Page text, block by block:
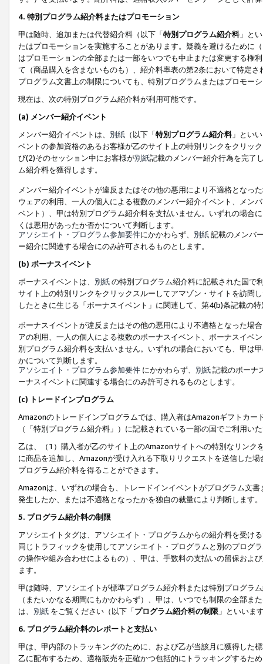
4. 特別プログラム紹介料またはプロモーション
甲は随時、追加または代替紹介料（以下「特別プログラム紹介料」と
たはプロモーションを実施することがあります。疑義を避けるために
はプロモーションの全部または一部をいつでも中止または変更する権
て（商品購入を含まないものも）、紹介料率表の第2条において特定
プログラム文書上の制限についても、特別プログラムまたはプロモー
現在は、次の特別プログラム紹介料が利用可能です。
(a) メンバー紹介イベント
メンバー紹介イベントは、 別紙 （以下「特別プログラム紹介料」とい
ベントの参加資格のあるお客様が乙のサイト上の特別リンクをクリッ
び(2)そのセッション中にお客様が別紙記載のメンバー紹介行為を完了
ム紹介料を獲得します。
メンバー紹介イベントが違反またはその他の悪用により不適格となっ
ウェアの利用、一人の個人による複数のメンバー紹介イベント、メン
ベント）、甲は特別プログラム紹介料を支払いません。いずれの場合
くは悪用があったか否かについて判断します。
アソシエイト・プログラム参加要件にかかわらず、 別紙記載のメンバ
ー紹介に関連する場合にのみ許可されるものとします。
(b) ボーナスイベント
ボーナスイベントは、 別紙の特別プログラム紹介料に記載された国で
サイト上の特別リンクをクリックスルーしてアマゾン・サイトを訪問
したときに生じる「ボーナスイベント」に関連して、第4(b)条記載の
ボーナスイベントが違反またはその他の悪用により不適格となった場
アの利用、一人の個人による複数のボーナスイベント、ボーナスイベ
別プログラム紹介料を支払いません。いずれの場合においても、甲は
かについて判断します。
アソシエイト・プログラム参加要件 にかかわらず、 別紙記載のボーナ
ーナスイベントに関連する場合にのみ許可されるものとします。
(c) トレードインプログラム
Amazonのトレードインプログラムでは、購入者はAmazonギフトカ
（「特別プログラム紹介料」）に記載されている一部の国でご利用い
乙は、（1）購入者が乙のサイト上のAmazonサイトへの特別なリン
に商品を追加し、Amazonが受け入れる下取りリクエストを送信した
プログラム紹介料を得ることができます。
Amazonは、いずれの場合も、トレードインイベントがプログラム文
発生したか、または不適格となったかを独自の裁量により判断します。
5. プログラム紹介料の制限
アソシエイトタグは、アソシエイト・プログラムからの紹介料を受け
同じトラフィックを使用してアソシエイト・プログラムと別のプログ
の操作や組み合わせによるもの）、甲は、手数料の支払いの留保およ
ます。
甲は随時、アソシエイトが標準プログラム紹介料または特別プログラ
（またいかなる期間にもかかわらず）、甲は、いつでも制限の全部
は、 別紙 をご覧ください（以下「プログラム紹介料の制限 」といいま
6. プログラム紹介料のレポートと支払い
甲は、甲内部のトラッキングのために、および乙が当該月に獲得した
乙に配布するため、適格販売を正確かつ包括的にトラッキングするた